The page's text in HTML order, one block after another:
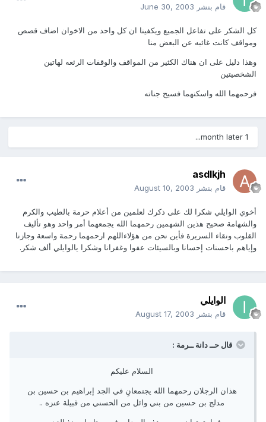
قام بنشر June 30, 2003
كل الشكر على تفاعل الجميع ويكفينا ان كل واحد من الاخوان اضاف قصص
ومواقف كانت غائبه عن البعض منا
وهذا دليل على ان هناك الكثير من المواقف والوقفات الرئعه لهاتين
الشخصيتين
فرحمهما الله واسكنهما فسيح جناته
asdlkjh
قام بنشر August 10, 2003
أخوي الوايلي شكرا لك على ذكرك لعلمين من أعلام حرمة بالطيب والكرم
والشهامة صحيح هذين الشهمين رحمهما الله يجمعهما أمر واحد وهو تأليف
القلوب ونقاء السريرة فأين نحن من هؤلاءاللهم ارحمهما رحمة واسعة وجازنا
وإياهم باحسنات إحسانا وبالسيئات عفوا وغفرانا وشكرا يالوايلي ألف شكر.
الوايلي
قام بنشر August 17, 2003
قال حــ دانة ــرمة :
السلام عليكم
هذان الرجلان رحمهما الله يجتمعانِ في الجد إبراهيم بن حسين بن
مدلج بن حسين من بني وائل من الحسني من قبيلة عنزه ..